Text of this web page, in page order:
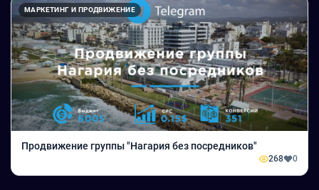
МАРКЕТИНГ И ПРОДВИЖЕНИЕ
Продвижение группы "Нагария без посредников"
268 0